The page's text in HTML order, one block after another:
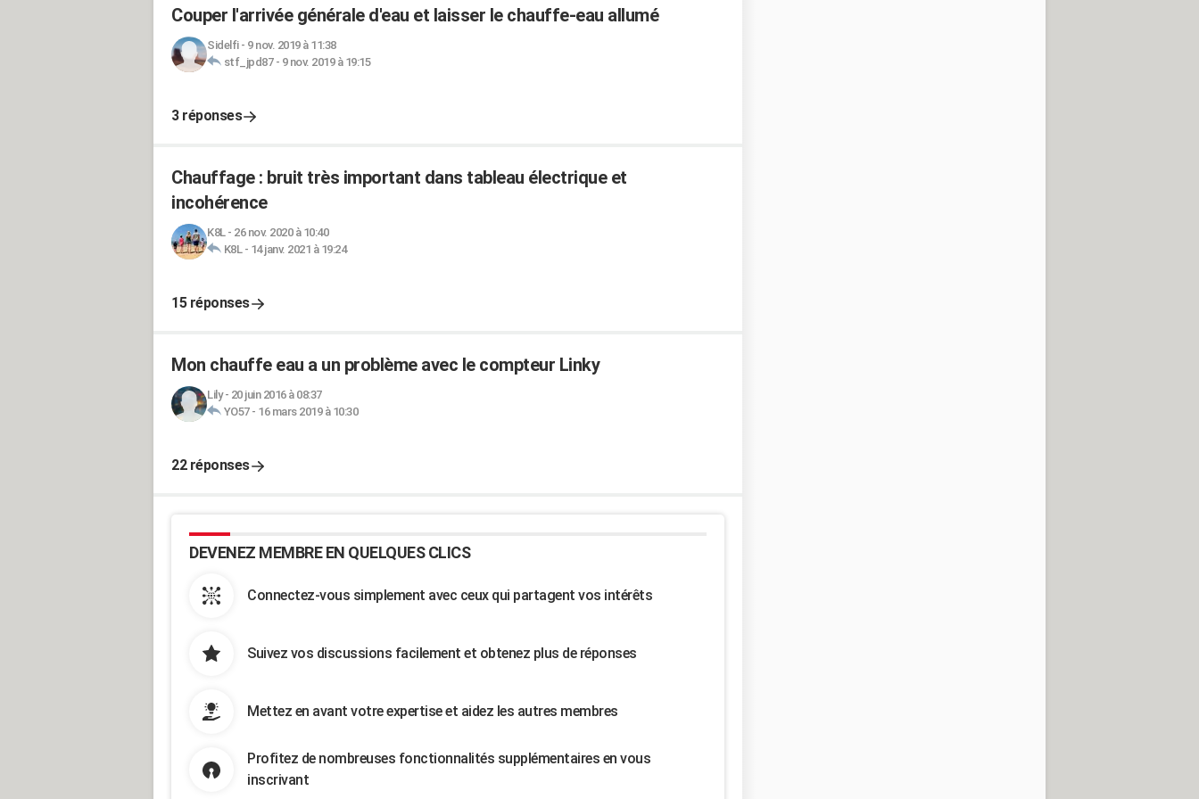
Couper l'arrivée générale d'eau et laisser le chauffe-eau allumé
Sidelfi- 9 nov. 2019 à 11:38
stf_jpd87- 9 nov. 2019 à 19:15
3 réponses
Chauffage : bruit très important dans tableau électrique et
incohérence
K8L- 26 nov. 2020 à 10:40
K8L- 14 janv. 2021 à 19:24
15 réponses
Mon chauffe eau a un problème avec le compteur Linky
Lily- 20 juin 2016 à 08:37
YO57- 16 mars 2019 à 10:30
22 réponses
DEVENEZ MEMBRE EN QUELQUES CLICS
Connectez-vous simplement avec ceux qui partagent vos intérêts
Suivez vos discussions facilement et obtenez plus de réponses
Mettez en avant votre expertise et aidez les autres membres
Profitez de nombreuses fonctionnalités supplémentaires en vous
inscrivant